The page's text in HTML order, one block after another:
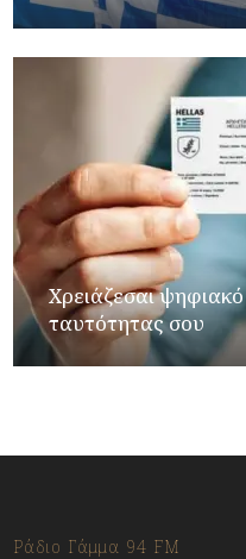
Χρειάζεσαι
ταυτότητας σου
Ράδιο Γάμμα 94 FM